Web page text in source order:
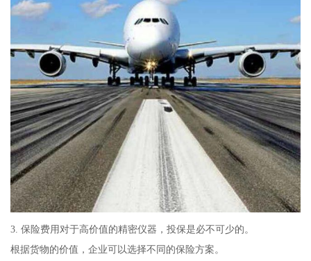
3. 保险费用对于高价值的精密仪器，投保是必不可少的。
根据货物的价值，企业可以选择不同的保险方案。